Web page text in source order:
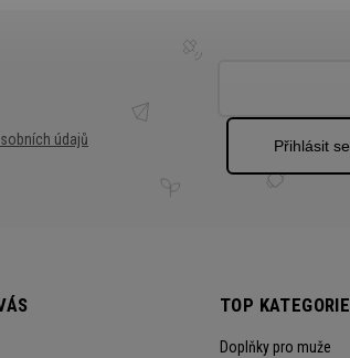
údajů Přihlásit se
TOP KATEGORIE
Doplňky pro muže